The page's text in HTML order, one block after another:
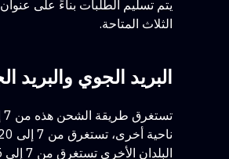
الثلاث المتاحة.
البريد الجوي
البلدان الأخرى تستغرق من 7 إلى 25 يوم عمل.